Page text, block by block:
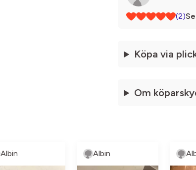
(2)
Köpa via
Om
Albin Albin